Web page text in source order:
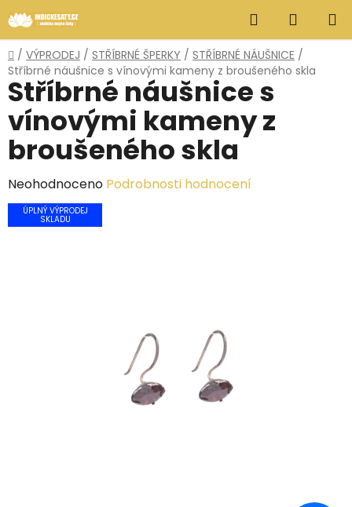
na
obsah
Hledat
KOŠÍK
Domů
/ VÝPRODEJ / STŘÍBRNÉ ŠPERKY / STŘÍBRNÉ NÁUŠNICE /
Stříbrné náušnice s vínovými kameny z broušeného skla
Stříbrné náušnice s
vínovými kameny z
broušeného skla
Průměrné
hodnocení
produktu
Neohodnoceno Podrobnosti hodnocení
ÚPLNÝ VÝPRODEJ
SKLADU